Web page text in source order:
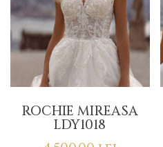
ROCHIE MIREASA
LDY1018